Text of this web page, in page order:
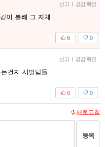
신고 | 공감 확인
이 불쾌 그 자체
0
6
신고 | 공감 확인
건지 시벌넘들...
0
0
새로고침
등록